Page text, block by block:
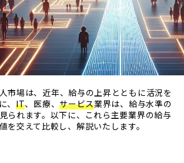
市場は、近年、給与の上昇とともに活況を
、 IT、医療、サービス業界は、給与水準の
られます。以下に、これら主要業界の給与
を交えて比較し、解説いたします。